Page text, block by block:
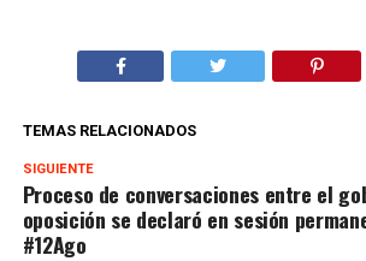
TEMAS RELACIONADOS
SIGUIENTE
Proceso de conversaciones entre el
oposición se declaró en sesión
#12Ago